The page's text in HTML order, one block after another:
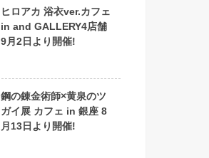
ヒロアカ 浴衣ver.カフェ
in and GALLERY4店舗
9月2日より開催!
鋼の錬金術師×黄泉のツ
ガイ展 カフェ in 銀座 8
月13日より開催!